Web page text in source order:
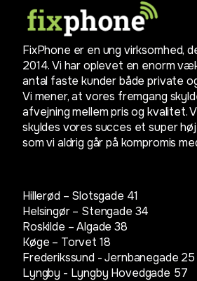
FixPhone er en ung virksomhed,
2014. Vi har oplevet en enorm
antal faste kunder både private
Vi mener, at vores fremgang
afvejning mellem pris og kvalitet.
skyldes vores succes et super
som vi aldrig går på kompromis
Hillerød – Slotsgade 41
Helsingør – Stengade 34
Roskilde – Algade 38
Køge – Torvet 18
Frederikssund - Jernbanegade 25
Lyngby - Lyngby Hovedgade 57